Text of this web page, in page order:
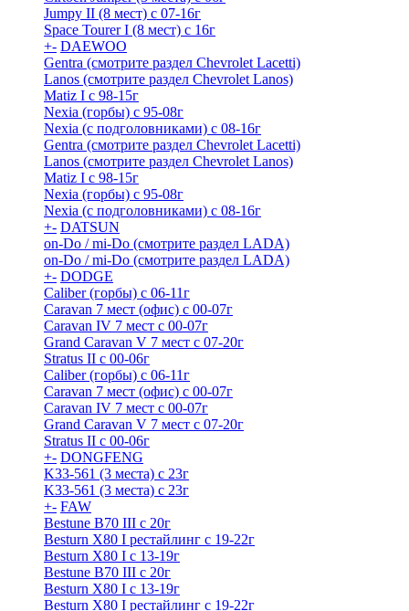
Jumpy II (8 мест) с 07-16г
Space Tourer I (8 мест) с 16г
+- DAEWOO
Gentra (смотрите раздел Chevrolet Lacetti)
Lanos (смотрите раздел Chevrolet Lanos)
Matiz I с 98-15г
Nexia (горбы) с 95-08г
Nexia (с подголовниками) с 08-16г
Gentra (смотрите раздел Chevrolet Lacetti)
Lanos (смотрите раздел Chevrolet Lanos)
Matiz I с 98-15г
Nexia (горбы) с 95-08г
Nexia (с подголовниками) с 08-16г
+- DATSUN
on-Do / mi-Do (смотрите раздел LADA)
on-Do / mi-Do (смотрите раздел LADA)
+- DODGE
Caliber (горбы) с 06-11г
Caravan 7 мест (офис) с 00-07г
Caravan IV 7 мест с 00-07г
Grand Caravan V 7 мест с 07-20г
Stratus II с 00-06г
Caliber (горбы) с 06-11г
Caravan 7 мест (офис) с 00-07г
Caravan IV 7 мест с 00-07г
Grand Caravan V 7 мест с 07-20г
Stratus II с 00-06г
+- DONGFENG
K33-561 (3 места) с 23г
K33-561 (3 места) с 23г
+- FAW
Bestune B70 III с 20г
Besturn X80 I рестайлинг с 19-22г
Besturn X80 I с 13-19г
Bestune B70 III с 20г
Besturn X80 I с 13-19г
Besturn X80 I рестайлинг с 19-22г